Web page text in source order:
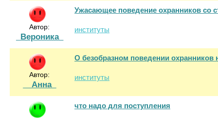
Автор:
_Вероника_
Ужасающее поведение охранников со
институты
Автор:
__Анна_
О безобразном поведении охранников
институты
что надо для поступления